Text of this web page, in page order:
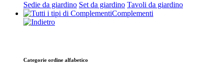
Sedie da giardino Set da giardino Tavoli da giardino
Complementi
Categorie ordine alfabetico